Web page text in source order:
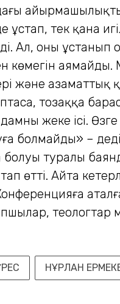
ұстап, тек
Ал, оның
көмегін
және азаматтық
тозаққа
жеке ісі.
болмайды» –
болуы туралы
өтті. Айта
НҰРЛАН